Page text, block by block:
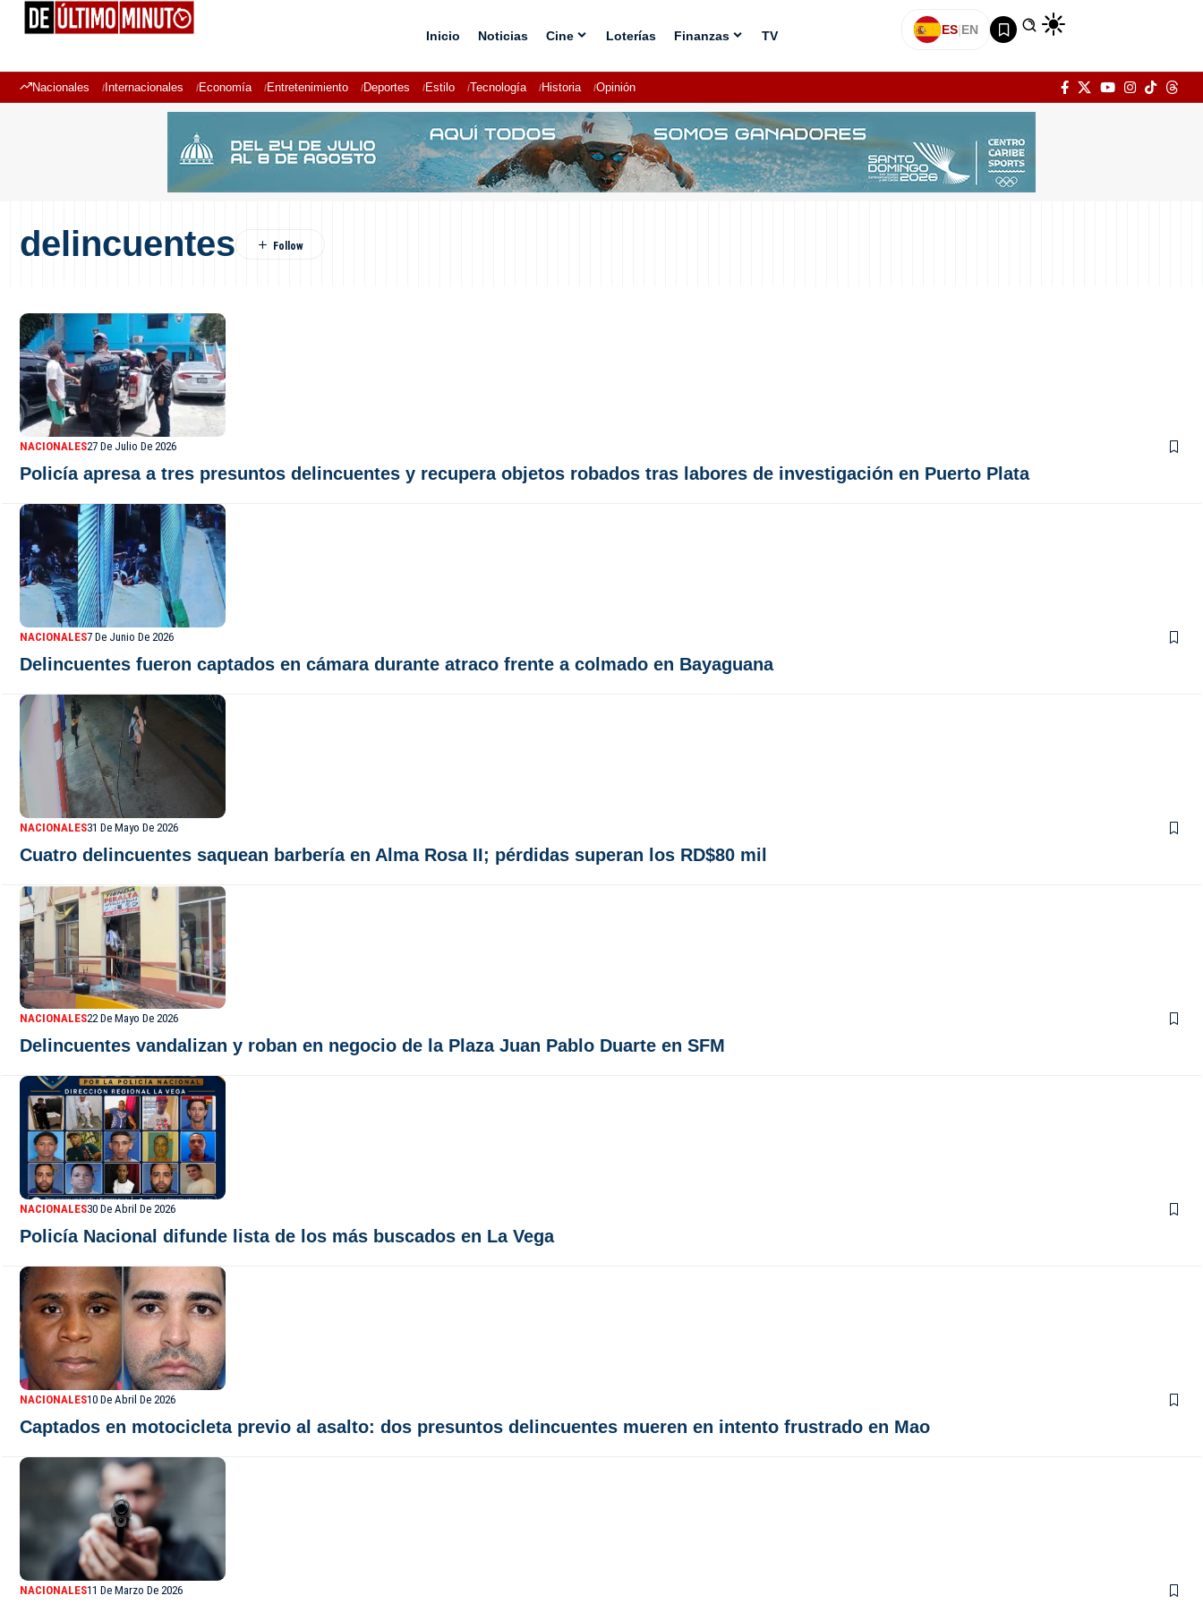
Inicio Noticias Cine Loterías Finanzas TV ES|EN
Nacionales Internacionales Economía Entretenimiento Deportes Estilo Tecnología Historia Opinión
delincuentes
NACIONALES27 De Julio De 2026
Policía apresa a tres presuntos delincuentes y recupera objetos robados tras labores de investigación en Puerto Plata
NACIONALES7 De Junio De 2026
Delincuentes fueron captados en cámara durante atraco frente a colmado en Bayaguana
NACIONALES31 De Mayo De 2026
Cuatro delincuentes saquean barbería en Alma Rosa II; pérdidas superan los RD$80 mil
NACIONALES22 De Mayo De 2026
Delincuentes vandalizan y roban en negocio de la Plaza Juan Pablo Duarte en SFM
NACIONALES30 De Abril De 2026
Policía Nacional difunde lista de los más buscados en La Vega
NACIONALES10 De Abril De 2026
Captados en motocicleta previo al asalto: dos presuntos delincuentes mueren en intento frustrado en Mao
NACIONALES11 De Marzo De 2026